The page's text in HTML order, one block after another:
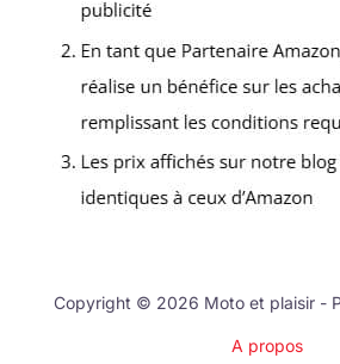
Copyright © 2026 Moto et plaisir -
A propos